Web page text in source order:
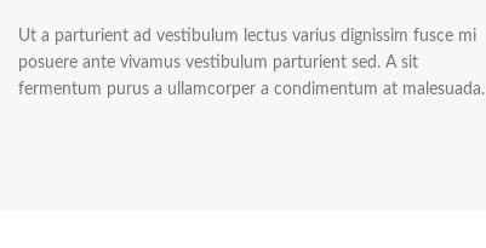
Ut a parturient ad vestibulum lectus varius dignissim fusce mi
posuere ante vivamus vestibulum parturient sed. A sit
fermentum purus a ullamcorper a condimentum at malesuada.